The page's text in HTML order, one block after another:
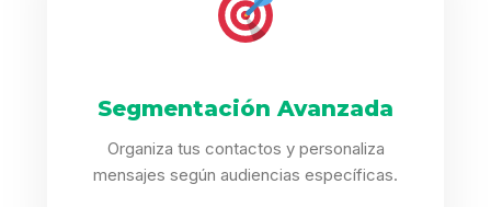
Segmentación Avanzada
Organiza tus contactos y personaliza
mensajes según audiencias específicas.